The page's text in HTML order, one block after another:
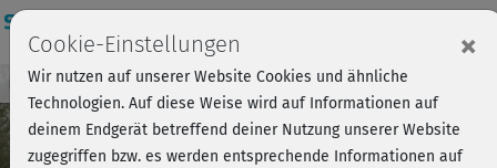
Kursvorschau - Jetzt mitmachen!
Cookie-Einstellungen ×
Wir nutzen auf unserer Website Cookies und ähnliche
Technologien. Auf diese Weise wird auf Informationen auf
deinem Endgerät betreffend deiner Nutzung unserer Website
zugegriffen bzw. es werden entsprechende Informationen auf